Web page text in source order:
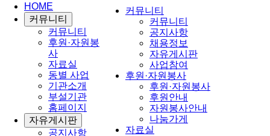
커뮤니티
커뮤니티
공지사항
채용정보
자유게시판
사업참여
후원·자원봉사
후원·자원봉사
후원안내
자원봉사안내
나눔가게
자료실
HOME
커뮤니티
커뮤니티
후원·자원봉
사
자료실
동별 사업
기관소개
부설기관
홈페이지
자유게시판
공지사항